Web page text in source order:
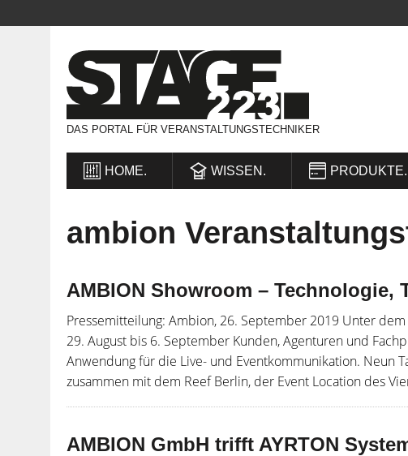
DAS PORTAL FÜR VERANSTALTUNGSTECHNIKER
HOME. WISSEN. PRODUKTE.
ambion
AMBION Showroom –
Pressemitteilung: Ambion, 26. September 2019 Unter
29. August bis 6. September Kunden, Agenturen und
Anwendung für die Live- und Eventkommunikation. Neun
zusammen mit dem Reef Berlin, der Event Location des
AMBION GmbH trifft AYRTON